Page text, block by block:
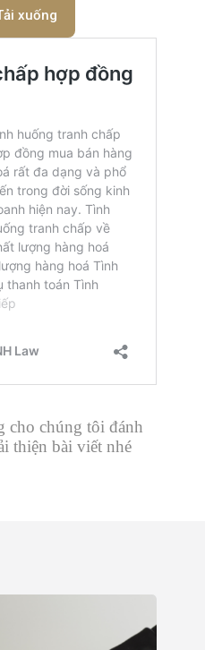
xuống
cho chúng tôi đánh
thiện bài viết nhé